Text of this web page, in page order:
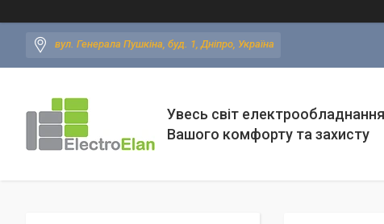
вул. Генерала Пушкіна, буд. 1, Дніпро, Україна
Увесь світ
Вашого комфорту та захисту